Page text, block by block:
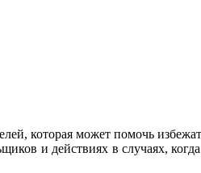
которая может помочь
и действиях в случаях,